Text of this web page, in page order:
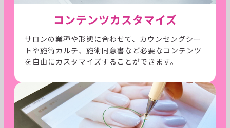
コンテンツカスタマイズ
サロンの業種や形態に合わせて、カウンセングシー
トや施術カルテ、施術同意書など必要なコンテンツ
を自由にカスタマイズすることができます。